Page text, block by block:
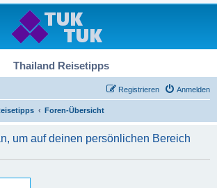
Thailand Reisetipps
Anmelden
Registrieren
Foren-Übersicht
um auf deinen persönlichen Bereich